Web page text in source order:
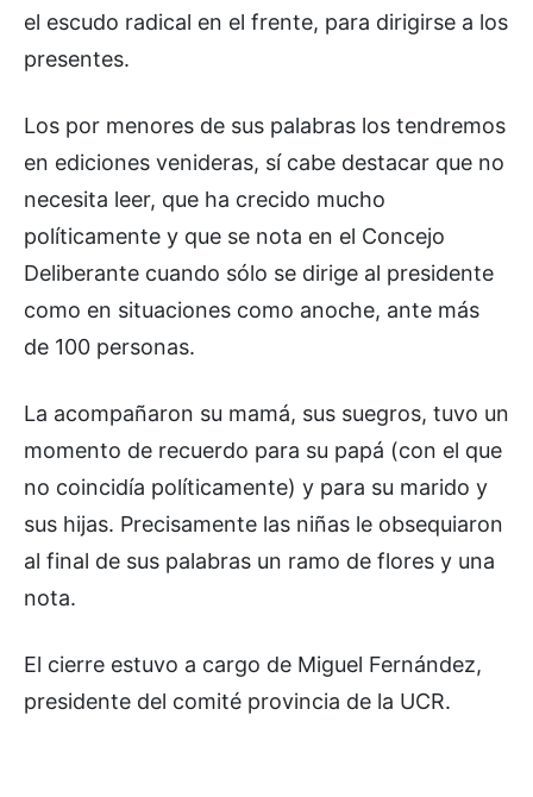
el escudo radical en el frente, para dirigirse a los
presentes.
Los por menores de sus palabras los tendremos
en ediciones venideras, sí cabe destacar que no
necesita leer, que ha crecido mucho
políticamente y que se nota en el Concejo
Deliberante cuando sólo se dirige al presidente
como en situaciones como anoche, ante más
de 100 personas.
La acompañaron su mamá, sus suegros, tuvo un
momento de recuerdo para su papá (con el que
no coincidía políticamente) y para su marido y
sus hijas. Precisamente las niñas le obsequiaron
al final de sus palabras un ramo de flores y una
nota.
El cierre estuvo a cargo de Miguel Fernández,
presidente del comité provincia de la UCR.